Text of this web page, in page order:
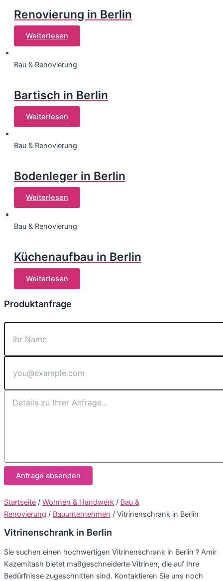
Renovierung in Berlin
Weiterlesen
Bau & Renovierung
Bartisch in Berlin
Weiterlesen
Bau & Renovierung
Bodenleger in Berlin
Weiterlesen
Bau & Renovierung
Küchenaufbau in Berlin
Weiterlesen
Produktanfrage
Startseite / Wohnen & Handwerk / Bau &
Renovierung / Bauunternehmen / Vitrinenschrank in Berlin
Vitrinenschrank in Berlin
Sie suchen einen hochwertigen Vitrinenschrank in Berlin ? Amir
Kazemitash bietet maßgeschneiderte Vitrinen, die auf Ihre
Bedürfnisse zugeschnitten sind. Kontaktieren Sie uns noch